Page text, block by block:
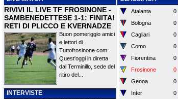
RIVIVI IL LIVE TF FROSINONE -
SAMBENEDETTESE 1-1: FINITA!
RETI DI PLICCO E KVERNADZE
Buon pomeriggio amici
e lettori di
Tuttofrosinone.com.
Quest'oggi in diretta
dal Terminillo, sede del
ritiro del...
INTERVISTE
Atalanta
0
Bologna
0
Cagliari
0
Como
0
Fiorentina
0
Frosinone
0
Genoa
0
Inter
0